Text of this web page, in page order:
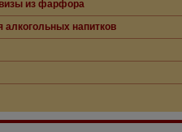
из фарфора
напитков